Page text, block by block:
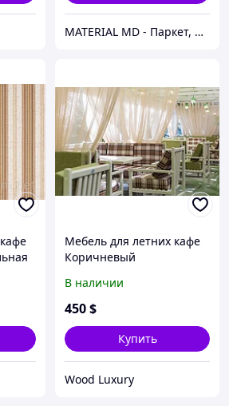
MATERIAL MD - Паркет, Напольные покрытия, Подвесные потолки, Фасады, Parchet, Parket, Linoleum
Мебель для летних кафе
Коричневый
В наличии
450$
Купить
Wood Luxury